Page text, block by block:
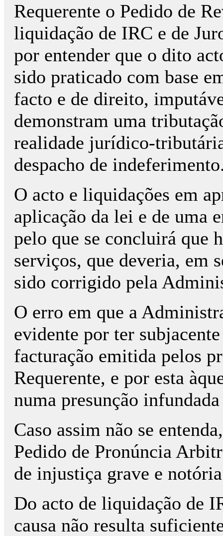
Requerente o Pedido de
liquidação de IRC e de
por entender que o dito
sido praticado com base
facto e de direito,
demonstram uma
realidade jurídico-
despacho de
O acto e liquidações em
aplicação da lei e de uma
pelo que se concluirá que
serviços, que deveria, em
sido corrigido pela
O erro em que a
evidente por ter
facturação emitida pelos
Requerente, e por esta
numa presunção
Caso assim não se
Pedido de Pronúncia
de injustiça grave e
Do acto de liquidação de
causa não resulta